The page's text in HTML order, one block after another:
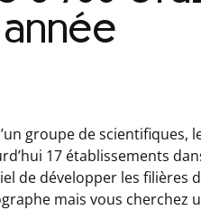
groupe de scientifiques,
17 établissements
de développer les filières
mais vous cherchez